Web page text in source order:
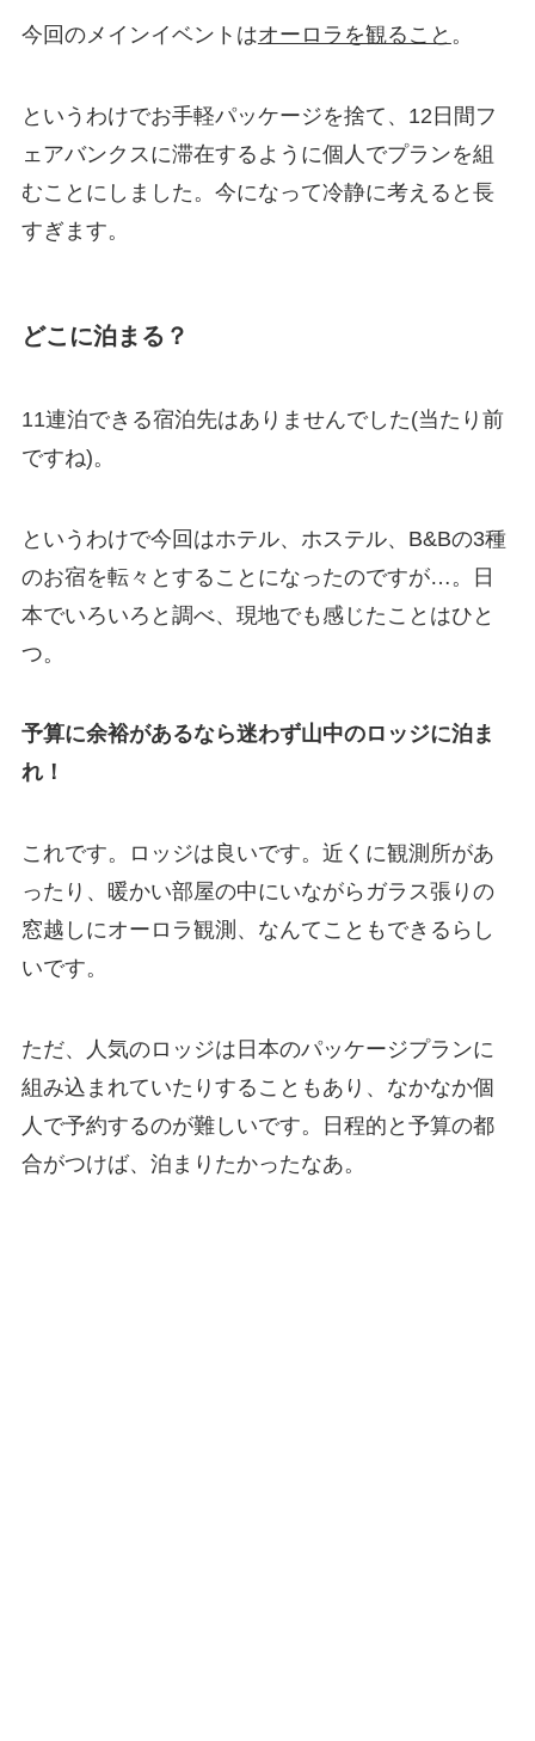
今回のメインイベントはオーロラを観ること 。
というわけでお手軽パッケージを捨て、12日間フ
ェアバンクスに滞在するように個人でプランを組
むことにしました。今になって冷静に考えると長
すぎます。
どこに泊まる？
11連泊できる宿泊先はありませんでした(当たり前
ですね)。
というわけで今回はホテル、ホステル、B&Bの3種
のお宿を転々とすることになったのですが…。日
本でいろいろと調べ、現地でも感じたことはひと
つ。
予算に余裕があるなら迷わず山中のロッジに泊ま
れ！
これです。ロッジは良いです。近くに観測所があ
ったり、暖かい部屋の中にいながらガラス張りの
窓越しにオーロラ観測、なんてこともできるらし
いです。
ただ、人気のロッジは日本のパッケージプランに
組み込まれていたりすることもあり、なかなか個
人で予約するのが難しいです。日程的と予算の都
合がつけば、泊まりたかったなあ。